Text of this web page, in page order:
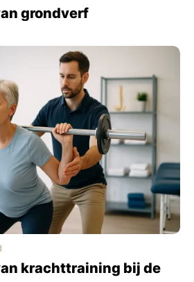
grondverf
krachttraining bij de